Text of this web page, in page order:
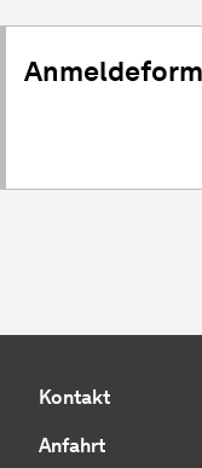
Kontakt
Anfahrt